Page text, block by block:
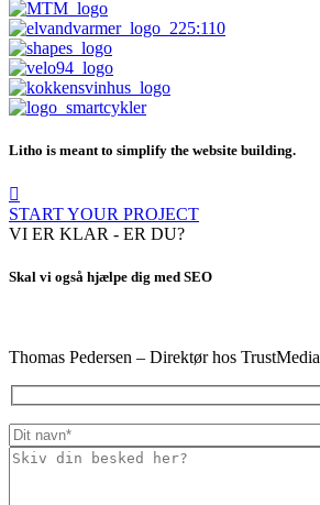
Litho is meant to simplify the website building.
START YOUR PROJECT
VI ER KLAR - ER DU?
Skal vi også hjælpe dig med SEO
Thomas Pedersen – Direktør hos TrustMedia